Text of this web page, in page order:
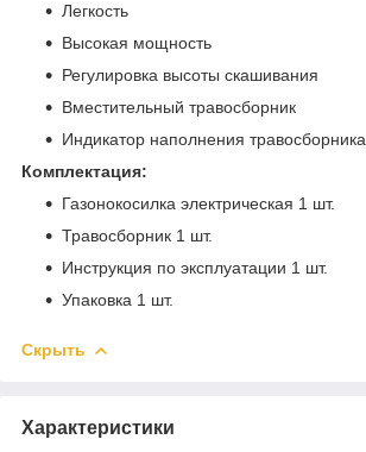
Легкость
Высокая мощность
Регулировка высоты скашивания
Вместительный травосборник
Индикатор наполнения травосборника
Комплектация:
Газонокосилка электрическая 1 шт.
Травосборник 1 шт.
Инструкция по эксплуатации 1 шт.
Упаковка 1 шт.
Скрыть
Характеристики